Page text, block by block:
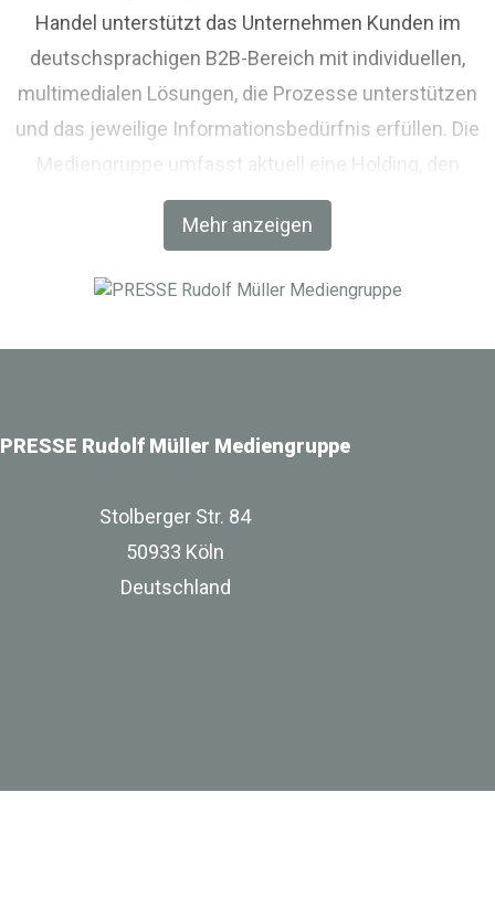
Mehr anzeigen
Handel unterstützt das Unternehmen Kunden im
deutschsprachigen B2B-Bereich mit individuellen,
multimedialen Lösungen, die Prozesse unterstützen
und das jeweilige Informationsbedürfnis erfüllen. Die
Mediengruppe umfasst aktuell eine Holding, den
Fachverlag RM Rudolf Müller Medien und mit der BIM
World MUNICH eine Netzwerkplattform für Akteure der
PRESSE Rudolf Müller Mediengruppe
Stolberger Str. 84
50933 Köln
Deutschland